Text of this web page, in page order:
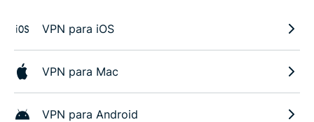
VPN para iOS
VPN para Mac
VPN para Android